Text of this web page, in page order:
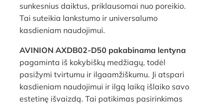
sunkesnius daiktus, priklausomai nuo poreikio.
Tai suteikia lankstumo ir universalumo
kasdieniam naudojimui.
AVINION AXDB02-D50 pakabinama lentyna
pagaminta iš kokybiškų medžiagų, todėl
pasižymi tvirtumu ir ilgaamžiškumu. Ji atspari
kasdieniam naudojimui ir ilgą laiką išlaiko savo
estetinę išvaizdą. Tai patikimas pasirinkimas